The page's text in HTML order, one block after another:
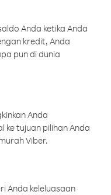
Anda ketika Anda
kredit, Anda
pun di dunia
Anda
ke tujuan pilihan Anda
Viber.
Anda keleluasaan